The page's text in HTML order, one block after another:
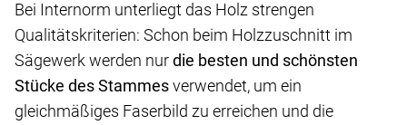
Bei Internorm unterliegt das Holz strengen
Qualitätskriterien: Schon beim Holzzuschnitt im
Sägewerk werden nurdie besten und schönsten
Stücke des Stammesverwendet, um ein
gleichmäßiges Faserbild zu erreichen und die